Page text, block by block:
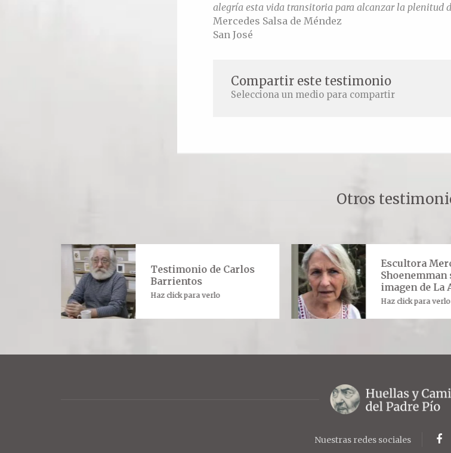
alegría esta vida transitoria para alcanzar la plenitud
Mercedes Salsa de Méndez
San José
Compartir este testimonio
Selecciona un medio para compartir
Otros
Testimonio de Carlos
Barrientos
Haz click para verlo
Escultora
Shoenemman
imagen de La
Haz click para verlo
Nuestras redes sociales